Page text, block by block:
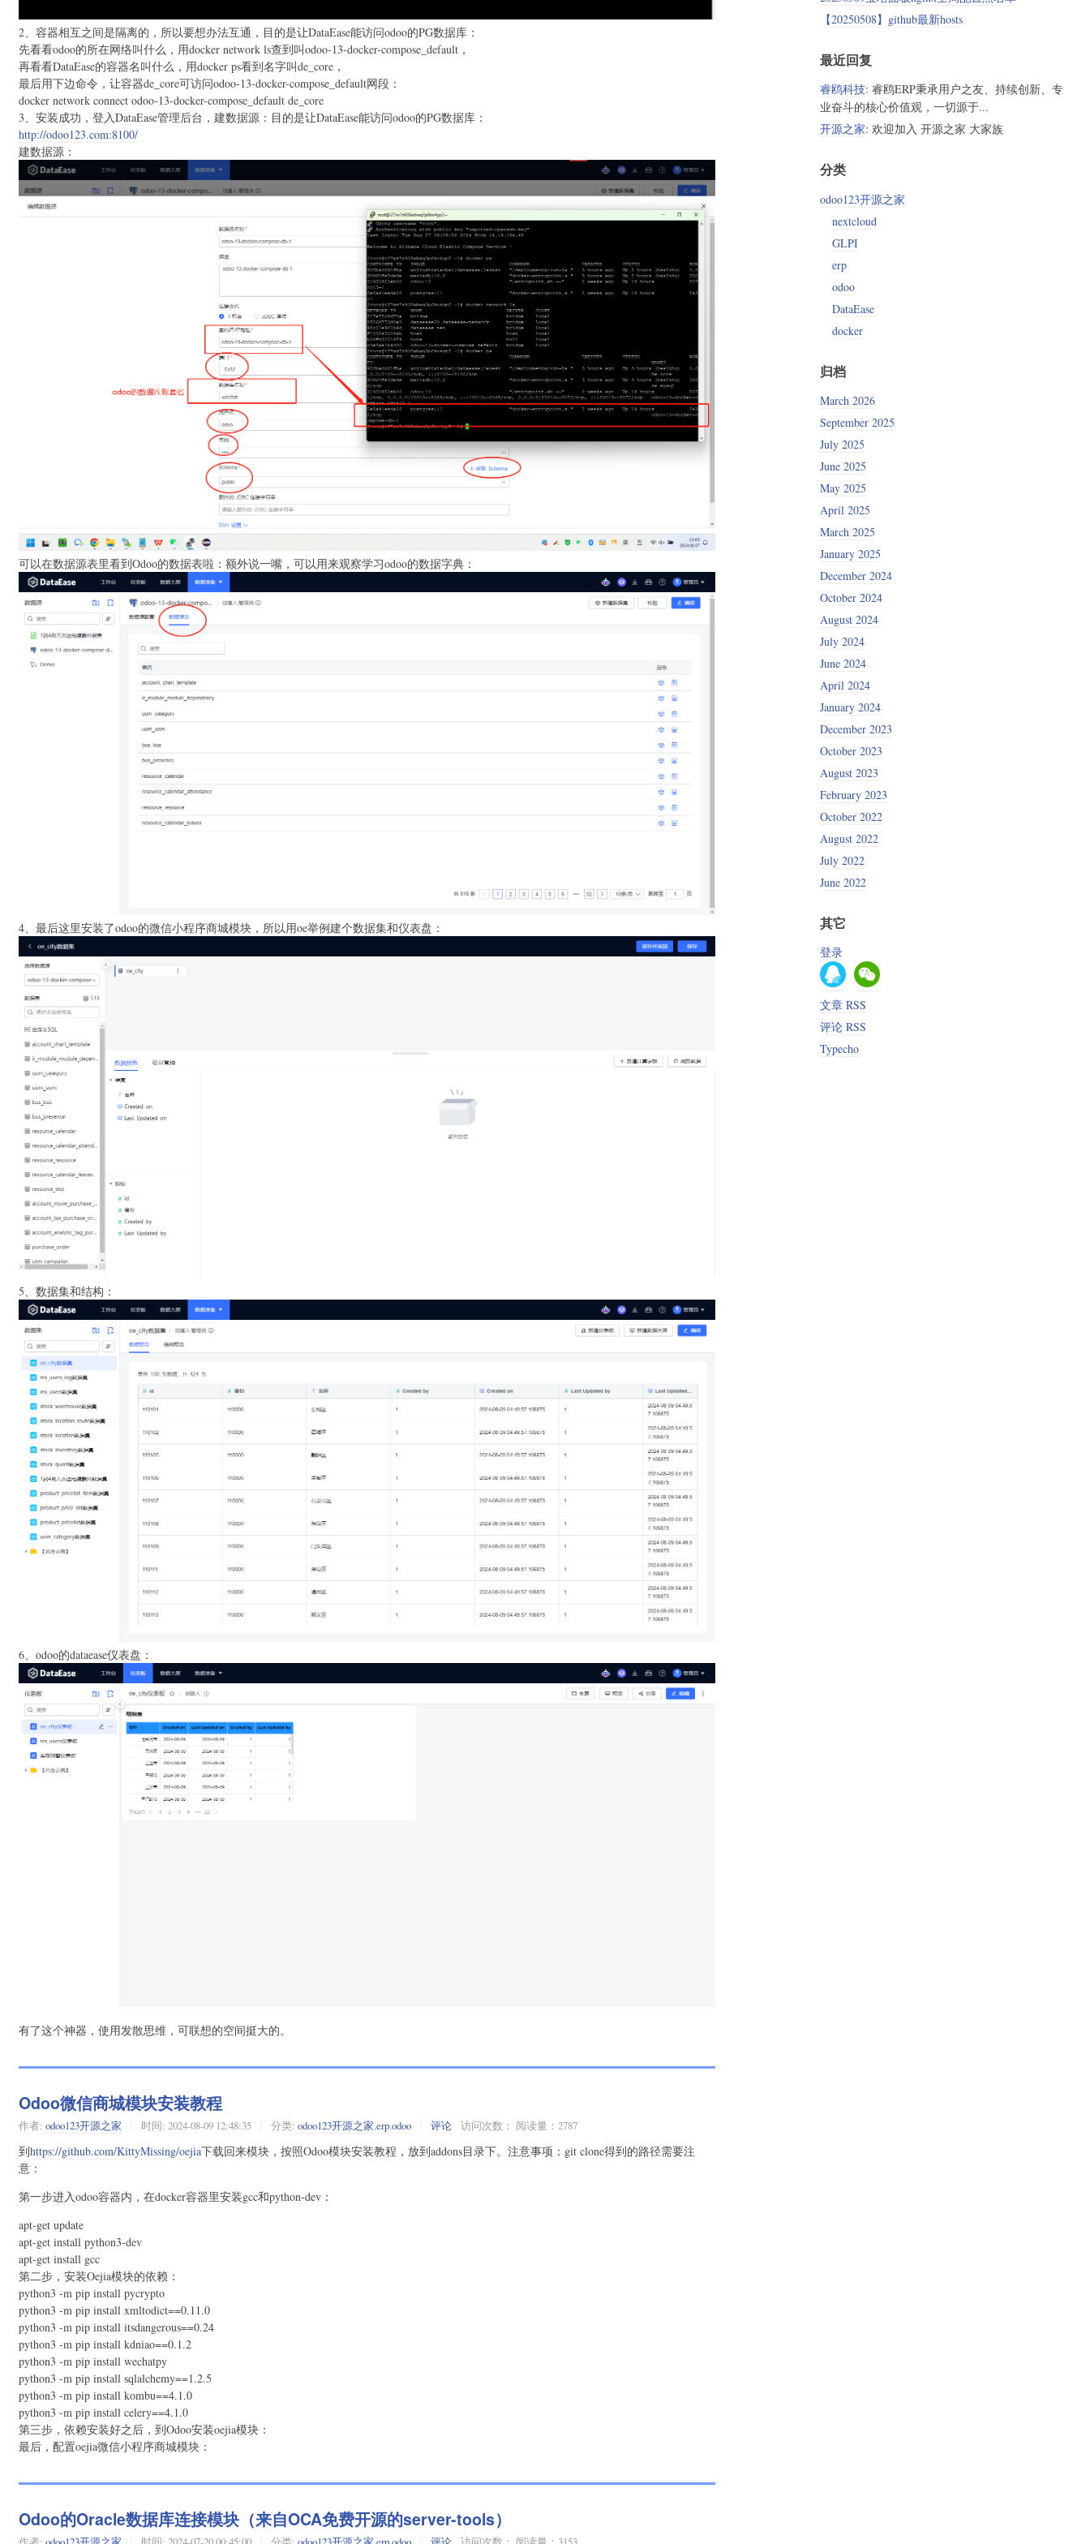
2、容器相互之间是隔离的，所以要想办法互通，目的是让DataEase能访问odoo的PG数据库：
先看看odoo的所在网络叫什么，用docker network ls查到叫odoo-13-docker-compose_default，
再看看DataEase的容器名叫什么，用docker ps看到名字叫de_core，
最后用下边命令，让容器de_core可访问odoo-13-docker-compose_default网段：
docker network connect odoo-13-docker-compose_default de_core
3、安装成功，登入DataEase管理后台，建数据源：目的是让DataEase能访问odoo的PG数据库：
http://odoo123.com:8100/
建数据源：
可以在数据源表里看到Odoo的数据表啦：额外说一嘴，可以用来观察学习odoo的数据字典：
4、最后这里安装了odoo的微信小程序商城模块，所以用oe举例建个数据集和仪表盘：
5、数据集和结构：
6、odoo的dataease仪表盘：
有了这个神器，使用发散思维，可联想的空间挺大的。
Odoo微信商城模块安装教程
作者:odoo123开源之家 时间:2024-08-09 12:48:35 分类:odoo123开源之家,erp,odoo 评论 访问次数： 阅读量：2787
到https://github.com/KittyMissing/oejia下载回来模块，按照Odoo模块安装教程，放到addons目录下。注意事项：git clone得到的路径需要注
意：
第一步进入odoo容器内，在docker容器里安装gcc和python-dev：
apt-get update
apt-get install python3-dev
apt-get install gcc
第二步，安装Oejia模块的依赖：
python3 -m pip install pycrypto
python3 -m pip install xmltodict==0.11.0
python3 -m pip install itsdangerous==0.24
python3 -m pip install kdniao==0.1.2
python3 -m pip install wechatpy
python3 -m pip install sqlalchemy==1.2.5
python3 -m pip install kombu==4.1.0
python3 -m pip install celery==4.1.0
第三步，依赖安装好之后，到Odoo安装oejia模块：
最后，配置oejia微信小程序商城模块：
Odoo的Oracle数据库连接模块（来自OCA免费开源的server-tools）
【20250508】github最新hosts
最近回复
睿鸥科技: 睿鸥ERP秉承用户之友、持续创新、专
业奋斗的核心价值观，一切源于...
开源之家: 欢迎加入 开源之家 大家族
分类
odoo123开源之家
nextcloud
GLPI
erp
odoo
DataEase
docker
归档
March 2026
September 2025
July 2025
June 2025
May 2025
April 2025
March 2025
January 2025
December 2024
October 2024
August 2024
July 2024
June 2024
April 2024
January 2024
December 2023
October 2023
August 2023
February 2023
October 2022
August 2022
July 2022
June 2022
其它
登录
文章 RSS
评论 RSS
Typecho